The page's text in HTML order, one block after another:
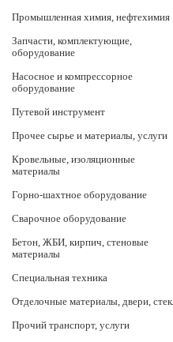
Промышленная химия, нефтехимия
Запчасти, комплектующие,
оборудование
Насосное и компрессорное
оборудование
Путевой инструмент
Прочее сырье и материалы, услуги
Кровельные, изоляционные
материалы
Горно-шахтное оборудование
Сварочное оборудование
Бетон, ЖБИ, кирпич, стеновые
материалы
Специальная техника
Отделочные материалы, двери,
Прочий транспорт, услуги